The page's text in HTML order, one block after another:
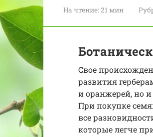
На чтение:21 мин
Свое
развития
и оранжерей, но
При покупке
все
которые легче